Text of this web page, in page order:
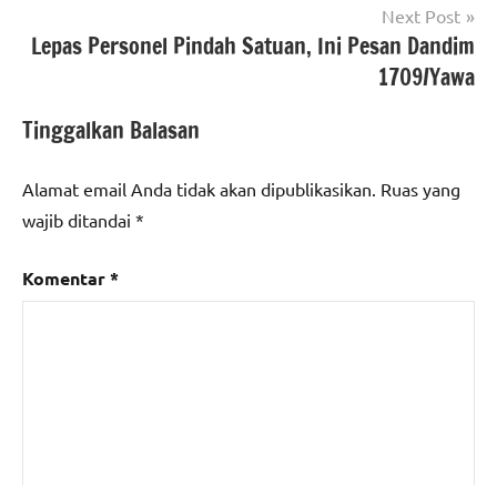
Next Post
Lepas Personel Pindah Satuan, Ini Pesan Dandim
1709/Yawa
Tinggalkan Balasan
Alamat email Anda tidak akan dipublikasikan. Ruas yang
wajib ditandai *
Komentar*